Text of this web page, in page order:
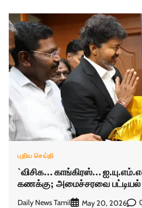
புதிய செய்தி
`விசிக… காங்கிரஸ்…
கணக்கு; அமைச்சரவை பட்டியல்
Daily News Tamil May 20, 2026